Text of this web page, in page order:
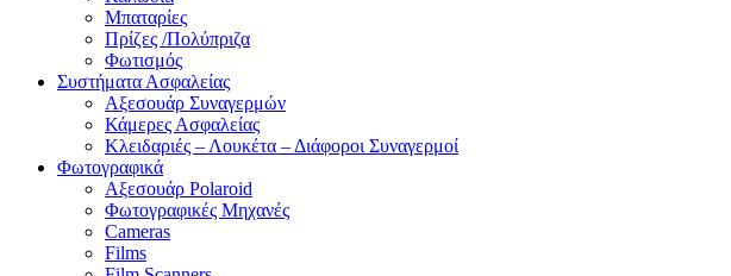
Μπαταρίες
Πρίζες /Πολύπριζα
Φωτισμός
Συστήματα Ασφαλείας
Αξεσουάρ Συναγερμών
Κάμερες Ασφαλείας
Κλειδαριές – Λουκέτα – Διάφοροι Συναγερμοί
Φωτογραφικά
Αξεσουάρ Polaroid
Φωτογραφικές Μηχανές
Cameras
Films